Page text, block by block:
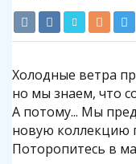
Холодные ветра
но мы знаем, что
А потому... Мы
новую коллекцию
Поторопитесь в